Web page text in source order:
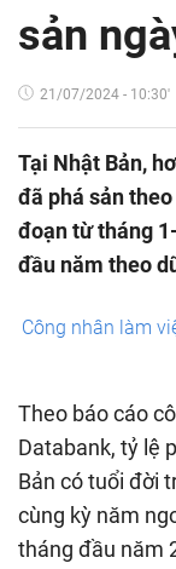
sản
21/07/2024 - 10:30'
Tại Nhật Bản,
đã phá sản
đoạn từ tháng
đầu năm theo
Công nhân làm
Theo báo cáo
Databank, tỷ lệ
Bản có tuổi đời
cùng kỳ năm
tháng đầu năm